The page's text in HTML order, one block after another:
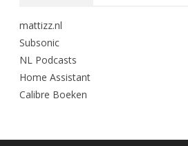
mattizz.nl
Subsonic
NL Podcasts
Home Assistant
Calibre Boeken